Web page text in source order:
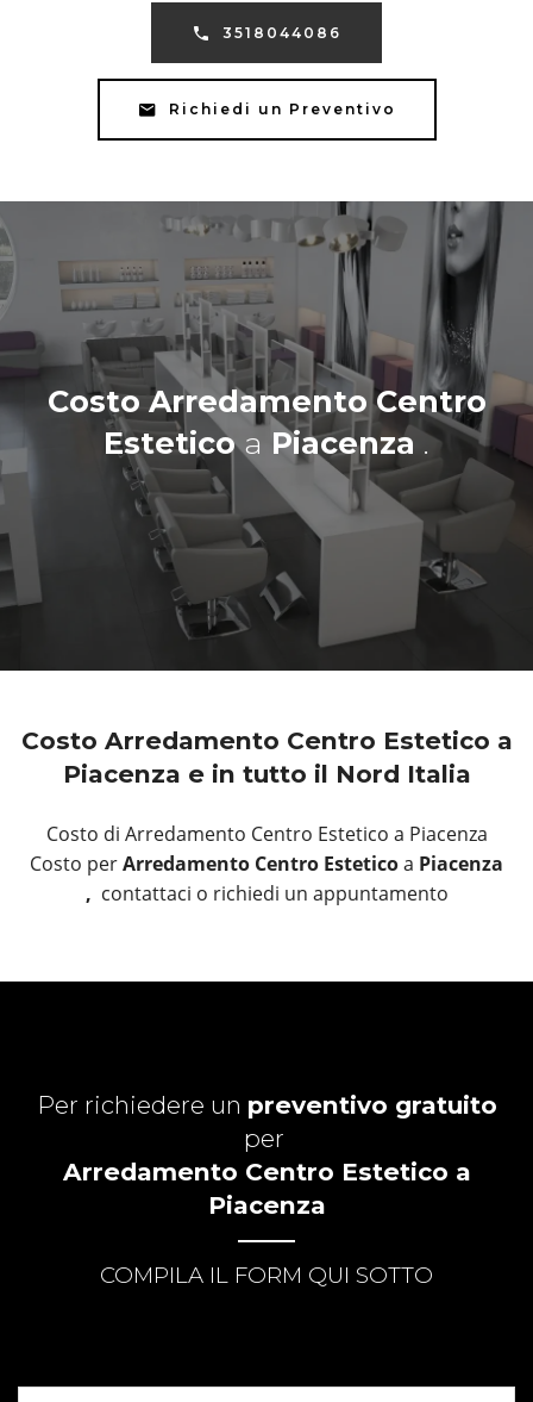
3518044086
Richiedi un Preventivo
Costo Arredamento Centro
Esteticoa Piacenza .
Costo Arredamento Centro Estetico a
Piacenza e in tutto il Nord Italia
Costo di Arredamento Centro Estetico a Piacenza
Costo perArredamento Centro Esteticoa Piacenza
, contattaci o richiedi un appuntamento
Per richiedere un preventivo gratuito
per
Arredamento Centro Estetico a
Piacenza
COMPILA IL FORM QUI SOTTO